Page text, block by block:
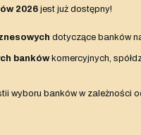
2026 jest już dostępny!
dotyczące banków
bankówkomercyjnych,
wyboru banków w zależności